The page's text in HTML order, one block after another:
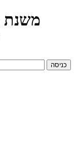
משנת
כניסה